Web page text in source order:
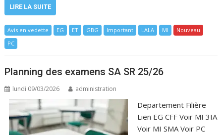
LIRE LA SUITE
Avis en vedette EG ET GBG Important LALA MI
Nouveau
PC
Planning des examens SA SR 25/26
lundi 09/03/2026 administration
Departement Filière
Lien EG CFF Voir MI 3IA
Voir MI SMA Voir PC